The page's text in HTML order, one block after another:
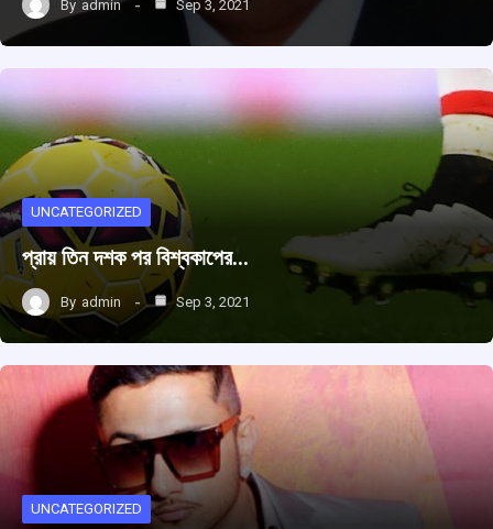
By admin Sep 3, 2021
UNCATEGORIZED
প্রায় তিন দশক পর বিশ্বকাপের…
By admin Sep 3, 2021
UNCATEGORIZED